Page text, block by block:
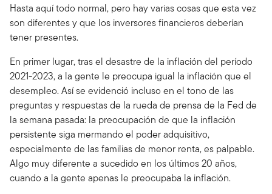
Hasta aquí todo normal, pero hay varias cosas que esta vez
son diferentes y que los inversores financieros deberían
tener presentes.
En primer lugar, tras el desastre de la inflación del período
2021-2023, a la gente le preocupa igual la inflación que el
desempleo. Así se evidenció incluso en el tono de las
preguntas y respuestas de la rueda de prensa de la Fed de
la semana pasada: la preocupación de que la inflación
persistente siga mermando el poder adquisitivo,
especialmente de las familias de menor renta, es palpable.
Algo muy diferente a sucedido en los últimos 20 años,
cuando a la gente apenas le preocupaba la inflación.